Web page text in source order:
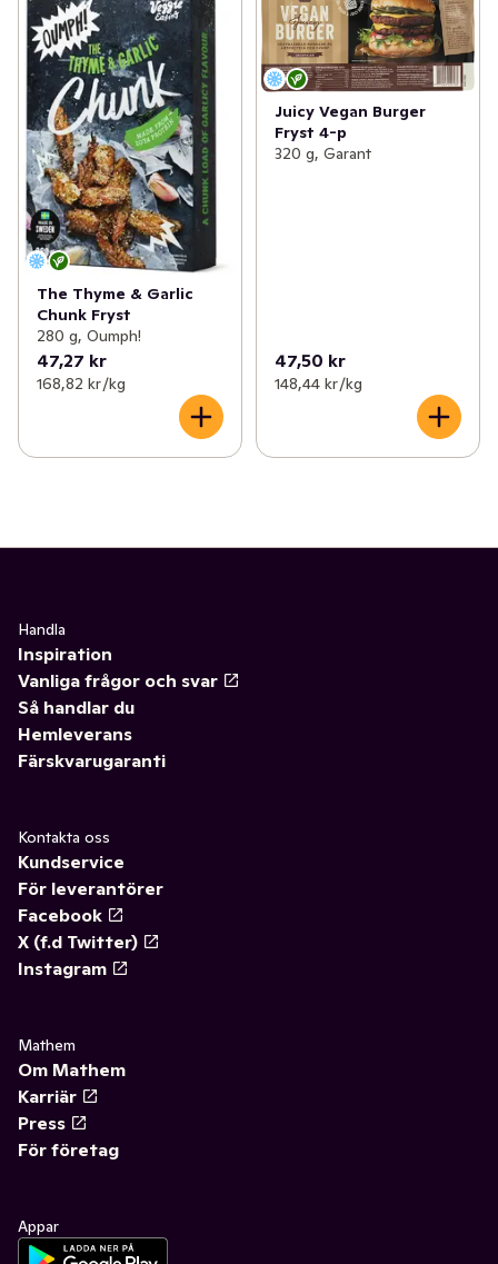
The Thyme & Garlic
Chunk Fryst
280 g, Oumph!
47,27 kr
168,82 kr /kg
Juicy Vegan Burger
Fryst 4-p
320 g, Garant
47,50 kr
148,44 kr /kg
Handla
Inspiration
Vanliga frågor och svar
Så handlar du
Hemleverans
Färskvarugaranti
Kontakta oss
Kundservice
För leverantörer
Facebook
X (f.d Twitter)
Instagram
Mathem
Om Mathem
Karriär
Press
För företag
Appar